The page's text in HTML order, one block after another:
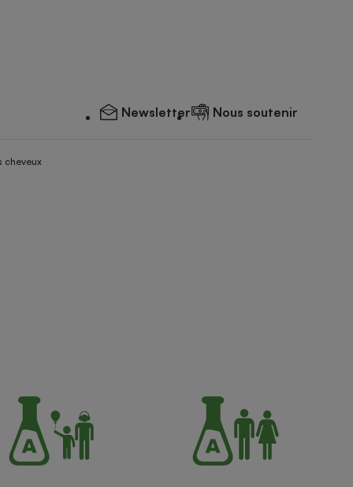
Newsletter Nous soutenir
cheveux